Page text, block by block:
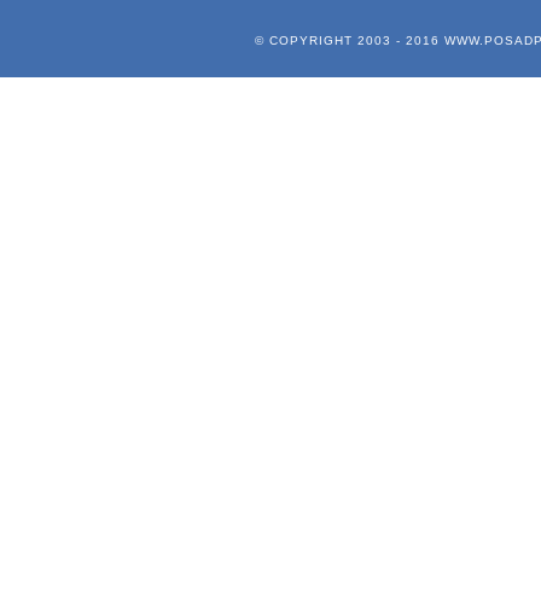
© COPYRIGHT 2003 - 2016